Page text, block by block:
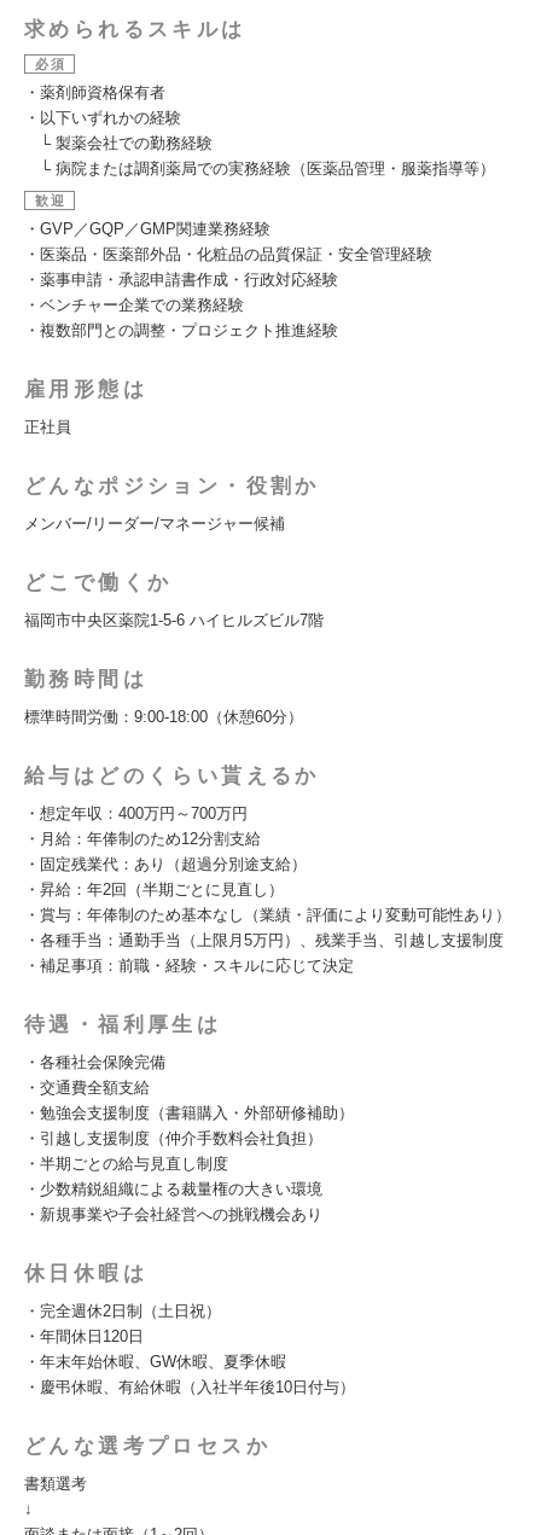
求められるスキルは
必須
・薬剤師資格保有者
・以下いずれかの経験
└ 製薬会社での勤務経験
└ 病院または調剤薬局での実務経験（医薬品管理・服薬指導等）
歓迎
・GVP／GQP／GMP関連業務経験
・医薬品・医薬部外品・化粧品の品質保証・安全管理経験
・薬事申請・承認申請書作成・行政対応経験
・ベンチャー企業での業務経験
・複数部門との調整・プロジェクト推進経験
雇用形態は
正社員
どんなポジション・役割か
メンバー/リーダー/マネージャー候補
どこで働くか
福岡市中央区薬院1-5-6 ハイヒルズビル7階
勤務時間は
標準時間労働：9:00-18:00（休憩60分）
給与はどのくらい貰えるか
・想定年収：400万円～700万円
・月給：年俸制のため12分割支給
・固定残業代：あり（超過分別途支給）
・昇給：年2回（半期ごとに見直し）
・賞与：年俸制のため基本なし（業績・評価により変動可能性あり）
・各種手当：通勤手当（上限月5万円）、残業手当、引越し支援制度
・補足事項：前職・経験・スキルに応じて決定
待遇・福利厚生は
・各種社会保険完備
・交通費全額支給
・勉強会支援制度（書籍購入・外部研修補助）
・引越し支援制度（仲介手数料会社負担）
・半期ごとの給与見直し制度
・少数精鋭組織による裁量権の大きい環境
・新規事業や子会社経営への挑戦機会あり
休日休暇は
・完全週休2日制（土日祝）
・年間休日120日
・年末年始休暇、GW休暇、夏季休暇
・慶弔休暇、有給休暇（入社半年後10日付与）
どんな選考プロセスか
書類選考
↓